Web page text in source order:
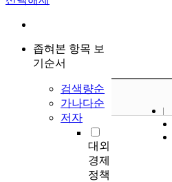
좁혀본 항목 보
기순서
검색량순
가나다순
저자
대외
경제
정책